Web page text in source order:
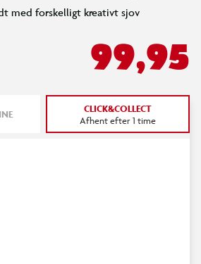
med forskelligt kreativt sjov
99,95
CLICK&COLLECT
Afhent efter 1 time